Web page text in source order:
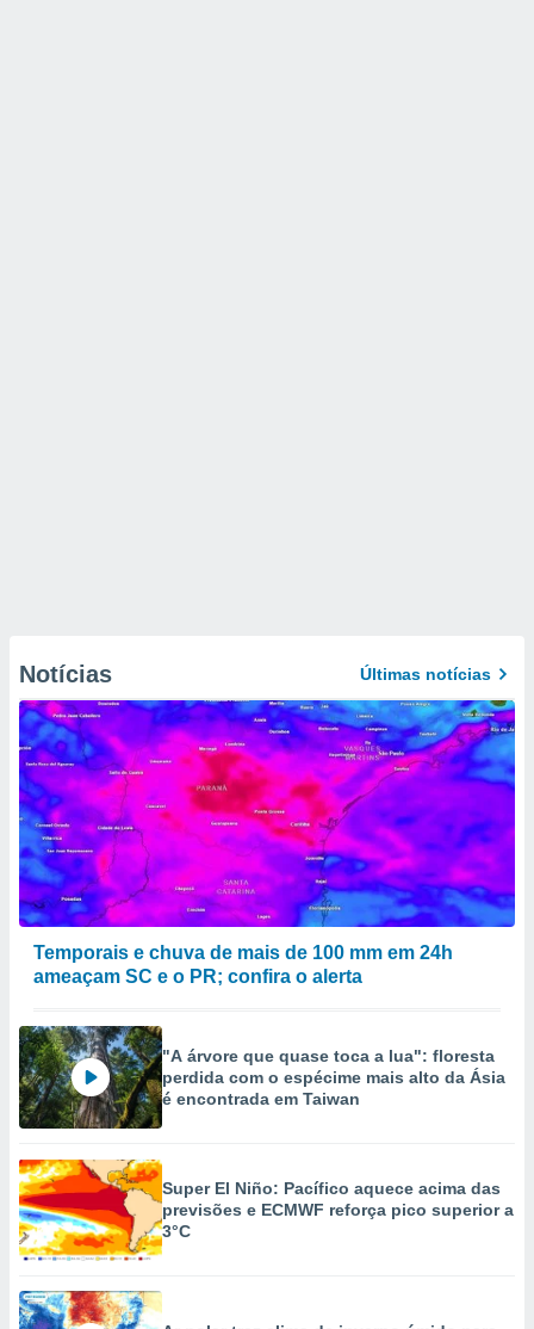
Notícias Últimas notícias
Temporais e chuva de mais de 100 mm em 24h
ameaçam SC e o PR; confira o alerta
"A árvore que quase toca a lua": floresta
perdida com o espécime mais alto da Ásia
é encontrada em Taiwan
Super El Niño: Pacífico aquece acima das
previsões e ECMWF reforça pico superior a
3°C